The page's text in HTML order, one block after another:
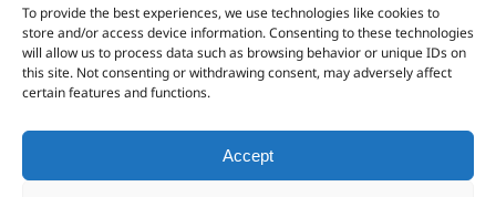
To provide the best experiences, we use technologies like cookies to
store and/or access device information. Consenting to these technologies
will allow us to process data such as browsing behavior or unique IDs on
this site. Not consenting or withdrawing consent, may adversely affect
certain features and functions.
Accept